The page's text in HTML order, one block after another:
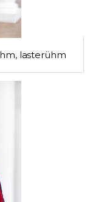
lasterühm